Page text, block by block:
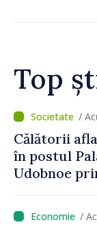
Top
/
Ministra
propuse la
venit
/